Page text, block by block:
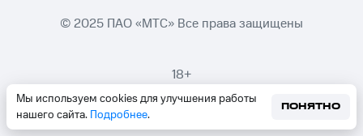
Мы используем cookies для улучшения работы
нашего сайта. Подробнее.
ПОНЯТНО
© 2025 ПАО «МТС» Все права защищены
18+